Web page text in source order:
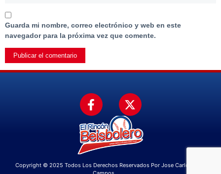
Guarda mi nombre, correo electrónico y web en este
navegador para la próxima vez que comente.
Copyright © 2025 Todos Los Derechos Reservados Por Jose Carlos